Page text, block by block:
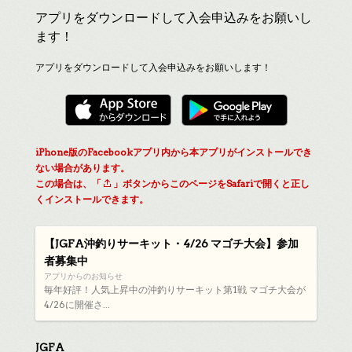
アプリをダウンロードして入会申込みをお願いし
ます！
アプリをダウンロードして入会申込みをお願いします！
iPhone版のFacebookアプリ内から本アプリがインストールでき
ない場合があります。
この場合は、「
」ボタンからこのページをSafariで開くと正し
くインストールできます。
【JGFA沖釣りサーキット・4/26 マゴチ大会】参加
者募集中
アプリからのお知らせ
毎年好評！人気上昇中の沖釣りサーキット第1戦 マゴチ大会が
4/26に開催さ...
JGFA